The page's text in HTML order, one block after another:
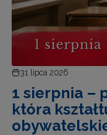
31 lipca 2026
1 sierpnia –
która